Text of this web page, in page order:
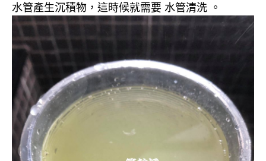
水管產生沉積物，這時候就需要 水管清洗 。